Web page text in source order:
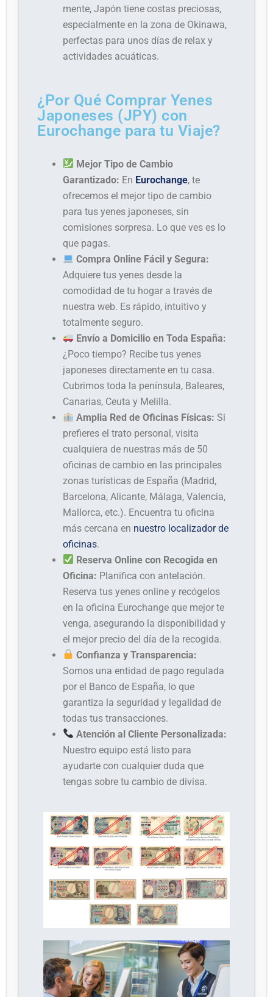
mente, Japón tiene costas preciosas,
especialmente en la zona de Okinawa,
perfectas para unos días de relax y
actividades acuáticas.
¿Por Qué Comprar Yenes
Japoneses (JPY) con
Eurochange para tu Viaje?
Mejor Tipo de Cambio
Garantizado: En Eurochange, te
ofrecemos el mejor tipo de cambio
para tus yenes japoneses, sin
comisiones sorpresa. Lo que ves es lo
que pagas.
Compra Online Fácil y Segura:
Adquiere tus yenes desde la
comodidad de tu hogar a través de
nuestra web. Es rápido, intuitivo y
totalmente seguro.
Envío a Domicilio en Toda España:
¿Poco tiempo? Recibe tus yenes
japoneses directamente en tu casa.
Cubrimos toda la península, Baleares,
Canarias, Ceuta y Melilla.
Amplia Red de Oficinas Físicas: Si
prefieres el trato personal, visita
cualquiera de nuestras más de 50
oficinas de cambio en las principales
zonas turísticas de España (Madrid,
Barcelona, Alicante, Málaga, Valencia,
Mallorca, etc.). Encuentra tu oficina
más cercana en nuestro localizador de
oficinas.
Reserva Online con Recogida en
Oficina: Planifica con antelación.
Reserva tus yenes online y recógelos
en la oficina Eurochange que mejor te
venga, asegurando la disponibilidad y
el mejor precio del día de la recogida.
Confianza y Transparencia:
Somos una entidad de pago regulada
por el Banco de España, lo que
garantiza la seguridad y legalidad de
todas tus transacciones.
Atención al Cliente Personalizada:
Nuestro equipo está listo para
ayudarte con cualquier duda que
tengas sobre tu cambio de divisa.